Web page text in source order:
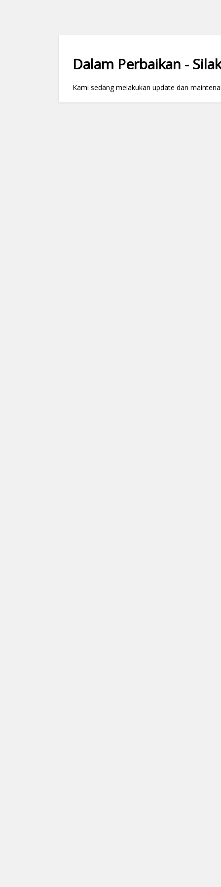
Dalam Perbaikan -
Kami sedang melakukan update dan